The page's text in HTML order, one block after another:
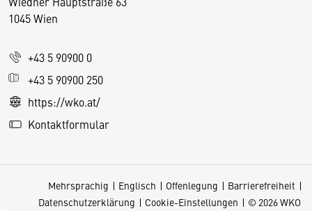
1045 Wien
+43 5 90900 0
+43 5 90900 250
https://wko.at/
Kontaktformular
Mehrsprachig Englisch Offenlegung
Barrierefreiheit
Datenschutzerklärung
Cookie-Einstellungen © 2026 WKO
D
s
e
S
e